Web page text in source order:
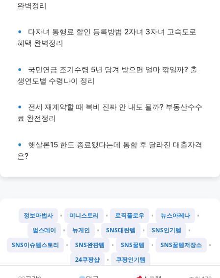
완벽정리
다자녀 통행료 할인 등록방법 2자녀 3자녀 고속도로
혜택 완벽정리
국민연금 조기수령 5년 당겨 받으면 얼마 깎일까? 출
생연도별 수령나이 정리
전세 재계약할 때 복비 진짜 안 내도 될까? 부동산수수
료 완전정리
햇살론15 한도 종료됐다는데 통합 후 달라진 대출자격
은?
정보마법사 • 미니스토리 • 로직플로우 • 뉴스아레나 •
벌스데이 • 뉴게인 • SNS대란템 • SNS인기템 •
SNS이슈템스토리 • SNS완판템 • SNS꿀템 • SNS꿀템저장소 •
24쿠팡샵 • 쿠팡인기템
©2026 Chatgtmini 프로젝트